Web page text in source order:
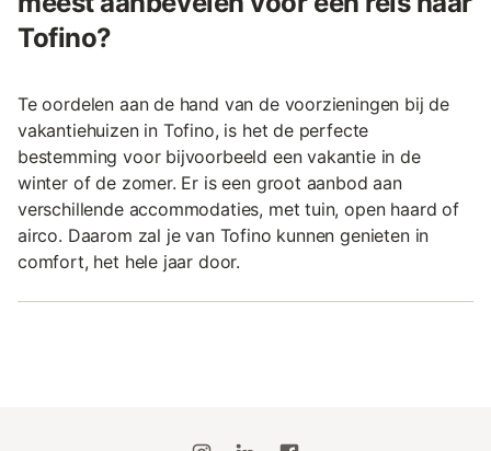
Tofino?
Te oordelen aan de hand van de voorzieningen bij de
vakantiehuizen in Tofino, is het de perfecte
bestemming voor bijvoorbeeld een vakantie in de
winter of de zomer. Er is een groot aanbod aan
verschillende accommodaties, met tuin, open haard of
airco. Daarom zal je van Tofino kunnen genieten in
comfort, het hele jaar door.